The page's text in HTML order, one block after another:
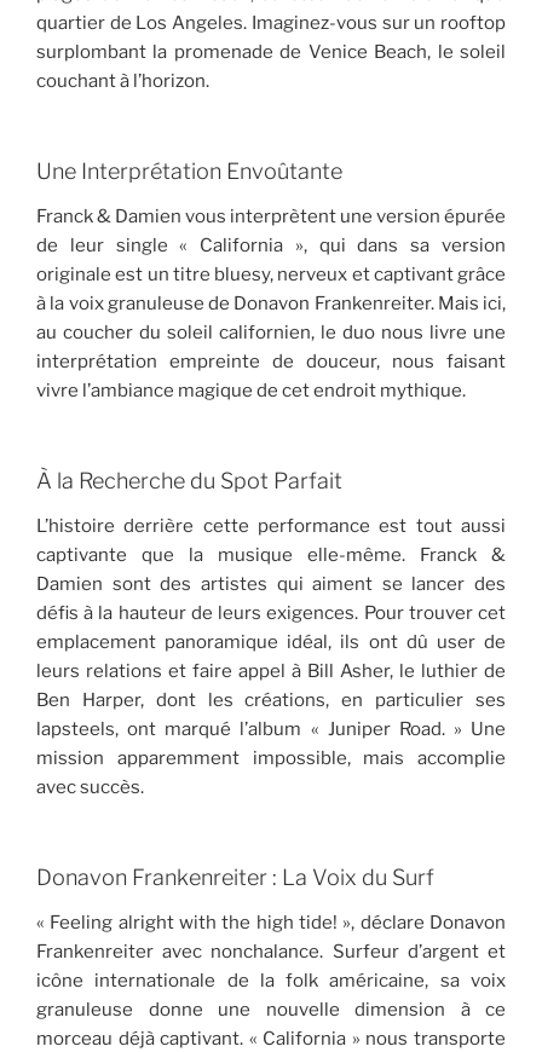
quartier de Los Angeles. Imaginez-vous sur un rooftop
surplombant la promenade de Venice Beach, le soleil
couchant à l’horizon.
Une Interprétation Envoûtante
Franck & Damien vous interprètent une version épurée
de leur single « California », qui dans sa version
originale est un titre bluesy, nerveux et captivant grâce
à la voix granuleuse de Donavon Frankenreiter. Mais ici,
au coucher du soleil californien, le duo nous livre une
interprétation empreinte de douceur, nous faisant
vivre l’ambiance magique de cet endroit mythique.
À la Recherche du Spot Parfait
L’histoire derrière cette performance est tout aussi
captivante que la musique elle-même. Franck &
Damien sont des artistes qui aiment se lancer des
défis à la hauteur de leurs exigences. Pour trouver cet
emplacement panoramique idéal, ils ont dû user de
leurs relations et faire appel à Bill Asher, le luthier de
Ben Harper, dont les créations, en particulier ses
lapsteels, ont marqué l’album « Juniper Road. » Une
mission apparemment impossible, mais accomplie
avec succès.
Donavon Frankenreiter : La Voix du Surf
« Feeling alright with the high tide! », déclare Donavon
Frankenreiter avec nonchalance. Surfeur d’argent et
icône internationale de la folk américaine, sa voix
granuleuse donne une nouvelle dimension à ce
morceau déjà captivant. « California » nous transporte